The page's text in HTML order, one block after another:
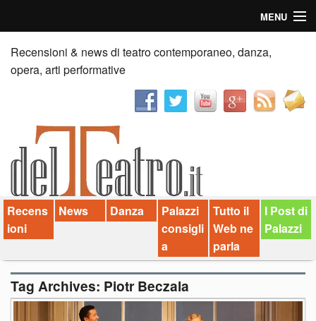
MENU
Home
Recensioni
News
Palazzi consiglia
Video
Chi siamo
Contatti
Recensioni & news di teatro contemporaneo, danza,
opera, arti performative
Recens
ioni
News Danza
Palazzi
consigli
a
Tutto il
Web ne
parla
I Post di
Palazzi
Tag Archives: Piotr Beczala